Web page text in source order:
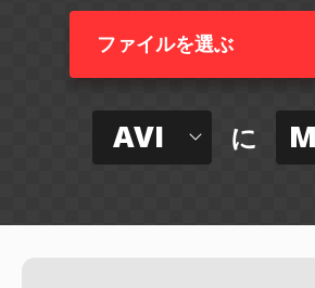
ファイルを選ぶ
AVI に